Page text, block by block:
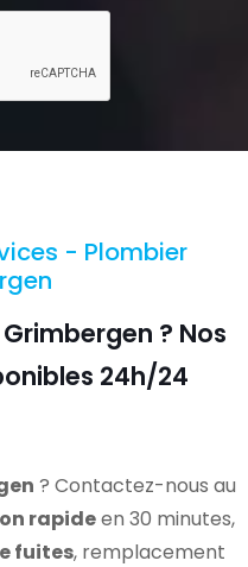
- Plombier
? Nos
24h/24
? Contactez-nous au
rapideen 30 minutes,
fuites, remplacement